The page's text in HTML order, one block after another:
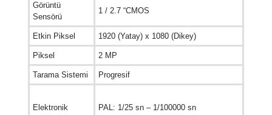
Görüntü
Sensörü
1 / 2.7 “CMOS
Etkin Piksel 1920 (Yatay) x 1080 (Dikey)
Piksel 2 MP
Tarama Sistemi Progresif
Elektronik
PAL: 1/25 sn – 1/100000 sn